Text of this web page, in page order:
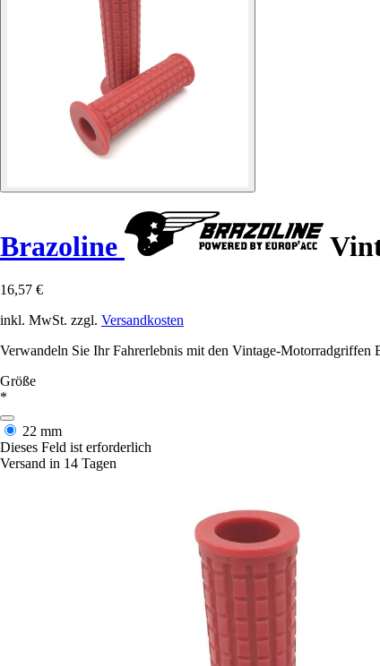
Brazoline
16,57 €
inkl. MwSt. zzgl. Versandkosten
Verwandeln Sie Ihr Fahrerlebnis mit den Vintage-
Größe
*
22 mm
Dieses Feld ist erforderlich
Versand in 14 Tagen